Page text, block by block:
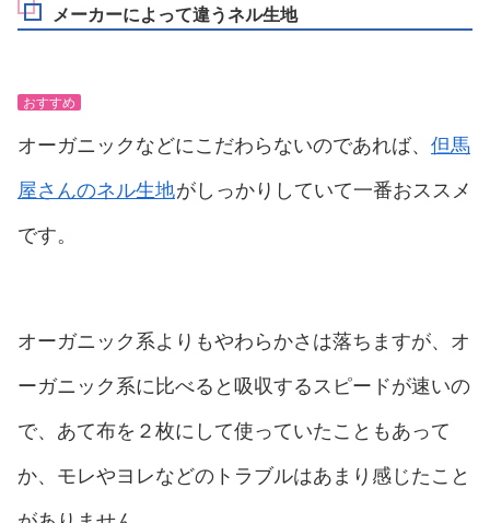
メーカーによって違うネル生地
おすすめ
オーガニックなどにこだわらないのであれば、 但馬
屋さんのネル生地がしっかりしていて一番おススメ
です。
オーガニック系よりもやわらかさは落ちますが、オ
ーガニック系に比べると吸収するスピードが速いの
で、あて布を２枚にして使っていたこともあって
か、モレやヨレなどのトラブルはあまり感じたこと